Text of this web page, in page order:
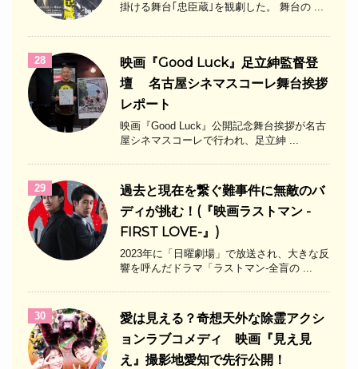
掛ける舞台｢忠臣蔵｣を観劇した。 舞台の ...
28
映画『Good Luck』足立紳監督登
壇 名古屋シネマスコーレ舞台挨拶
レポート
映画『Good Luck』公開記念舞台挨拶が名古
屋シネマスコーレで行われ、足立紳 ...
29
過去と現在を繋ぐ難事件に無敵のバ
ディが挑む！(『映画ラストマン -
FIRST LOVE-』)
2023年に「日曜劇場」で放送され、大きな反
響を呼んだドラマ「ラストマン-全盲の ...
30
愛は見える？奇想天外な除霊アクシ
ョンラブコメディ 映画『見え見
え』撮影地愛知で先行公開！